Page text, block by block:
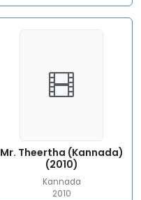
Mr. Theertha (Kannada)
(2010)
Kannada
2010